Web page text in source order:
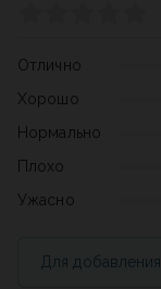
Отлично
Хорошо
Нормально
Плохо
Ужасно
Для